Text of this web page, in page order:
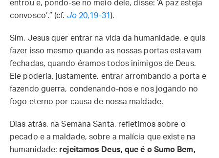
entrou e, pondo-se no meio dele, disse: ‘A paz esteja
convosco’.” (cf. Jo20,19-31 ).
Sim, Jesus quer entrar na vida da humanidade, e quis
fazer isso mesmo quando as nossas portas estavam
fechadas, quando éramos todos inimigos de Deus.
Ele poderia, justamente, entrar arrombando a porta e
fazendo guerra, condenando-nos e nos jogando no
fogo eterno por causa de nossa maldade.
Dias atrás, na Semana Santa, refletimos sobre o
pecado e a maldade, sobre a malícia que existe na
humanidade: rejeitamos Deus, que é o Sumo Bem,